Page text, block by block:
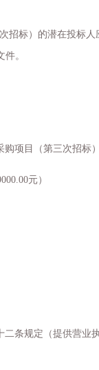
招标） 的潜在投标人
。
购项目 （第三次招标）
元）
条规定（提供营